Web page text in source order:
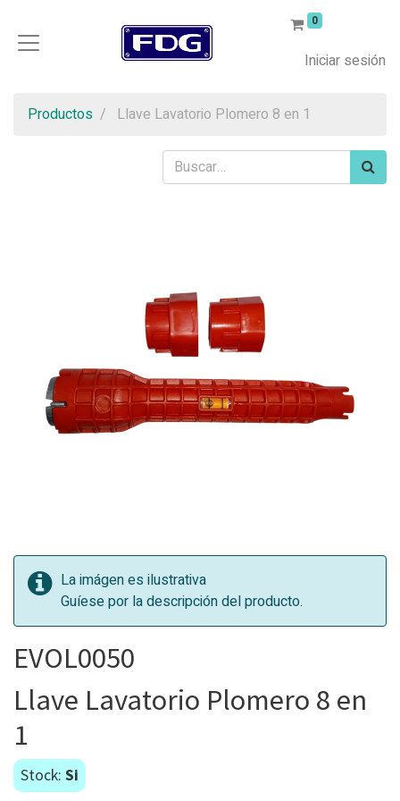
0
Iniciar sesión
Productos Llave Lavatorio Plomero 8 en 1
La imágen es ilustrativa
Guíese por la descripción del producto.
EVOL0050
Llave Lavatorio Plomero 8 en
1
Stock: Si